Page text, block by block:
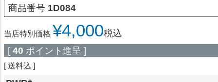
商品番号 1D084
当店特別価格 ¥4,000税込
[ 40 ポイント進呈 ]
送料込